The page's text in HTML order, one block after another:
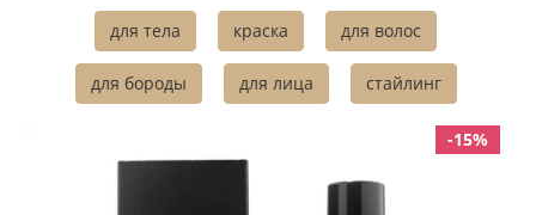
для тела краска для волос
для бороды для лица стайлинг
-15%